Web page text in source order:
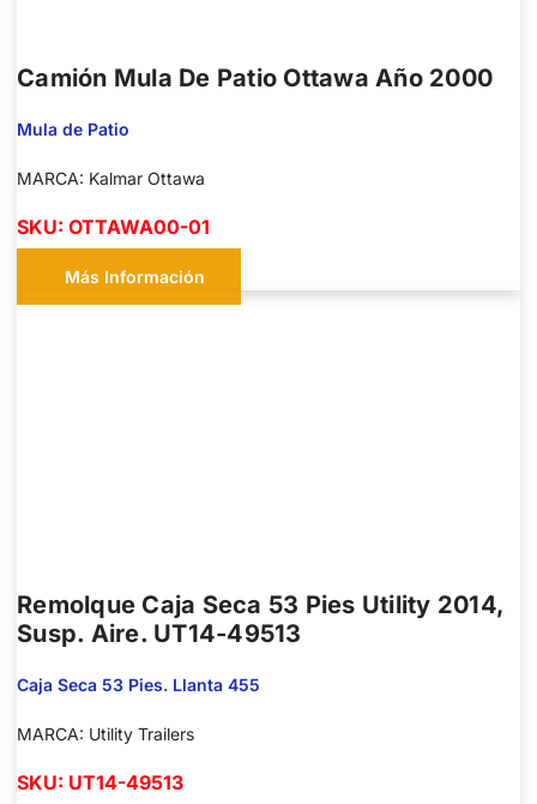
Camión Mula De Patio Ottawa Año 2000
Mula de Patio
MARCA: Kalmar Ottawa
SKU: OTTAWA00-01
Más Información
Remolque Caja Seca 53 Pies Utility 2014,
Susp. Aire. UT14-49513
Caja Seca 53 Pies. Llanta 455
MARCA: Utility Trailers
SKU: UT14-49513